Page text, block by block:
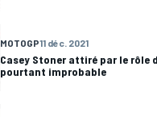
MOTOGP11 déc. 2021
Casey Stoner attiré par le rôle
pourtant improbable